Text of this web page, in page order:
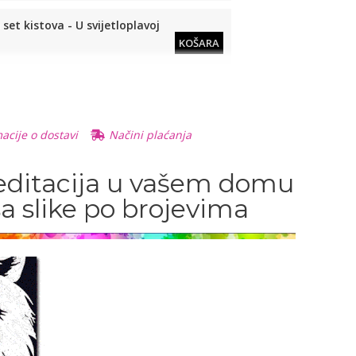
kistova - U svijetloplavoj
KOŠARA
povećalo
READ
MORE
džepno povećalo
o dostavi Načini plaćanja
u vašem domu
slike po brojevima